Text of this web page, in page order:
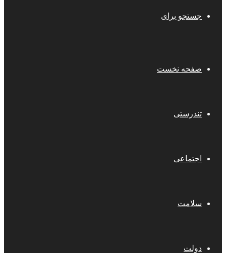
جستجو برای
صفحه نخست
تندرستی
اجتماعی
سلامت
دولت